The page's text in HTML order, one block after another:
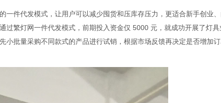
代发模式，让用户可以减少囤货和压库存压力，更适合新手创业
过繁灯网一件代发模式，前期投入资金仅 5000 元，就成功开展了灯具
小批量采购不同款式的产品进行试销，根据市场反馈再决定是否增加